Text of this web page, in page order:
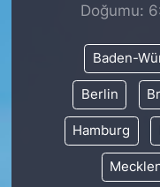
Doğumu:
Baden-
Berlin
Hamburg